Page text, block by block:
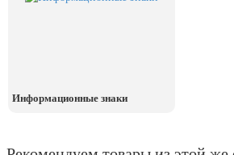
Информационные знаки